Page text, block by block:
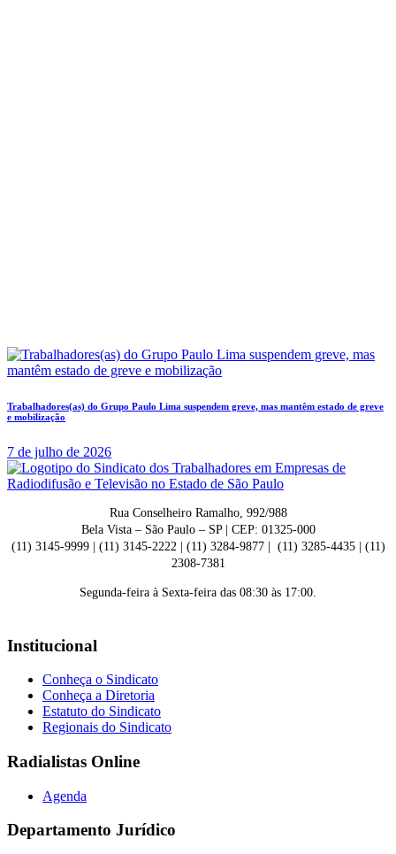
Trabalhadores(as) do Grupo Paulo Lima suspendem greve, mas mantêm estado de greve
e mobilização
7 de julho de 2026
Rua Conselheiro Ramalho, 992/988
Bela Vista – São Paulo – SP | CEP: 01325-000
(11) 3145-9999 | (11) 3145-2222 | (11) 3284-9877 | (11) 3285-4435 | (11)
2308-7381
Segunda-feira à Sexta-feira das 08:30 às 17:00.
Institucional
Conheça o Sindicato
Conheça a Diretoria
Estatuto do Sindicato
Regionais do Sindicato
Radialistas Online
Agenda
Departamento Jurídico